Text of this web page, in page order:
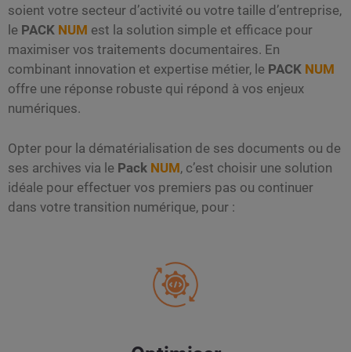
soient votre secteur d’activité ou votre taille d’entreprise,
le PACK NUM est la solution simple et efficace pour
maximiser vos traitements documentaires. En
combinant innovation et expertise métier, le PACK NUM
offre une réponse robuste qui répond à vos enjeux
numériques.
Opter pour la dématérialisation de ses documents ou de
ses archives via le Pack NUM, c’est choisir une solution
idéale pour effectuer vos premiers pas ou continuer
dans votre transition numérique, pour :